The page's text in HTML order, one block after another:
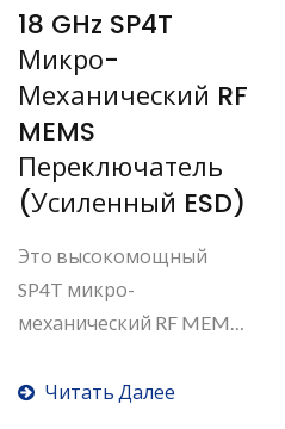
18 GHz SP4T
Микро-
Механический RF
MEMS
Переключатель
(усиленный ESD)
Это высокомощный
SP4T микро-
механический RF MEMS
Читать Далее